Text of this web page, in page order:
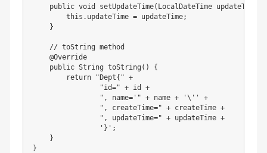
public void setUpdateTime( LocalDateTime updateTime
this . updateTime = updateTime;
}
// toString method
@Override
public String toString ( )
{
return
"Dept{" +
"id=" + id +
", name='" + name + '\''
+
", createTime=" + createTime +
", updateTime=" + updateTime +
'}' ;
}
}